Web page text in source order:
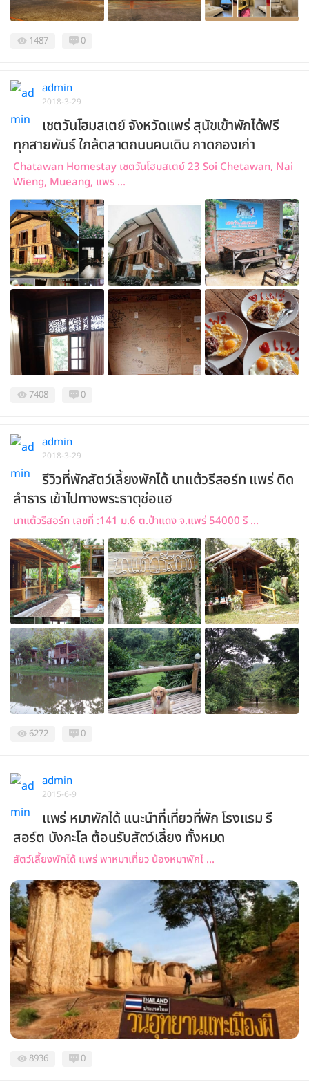
1487 0
admin
2018-3-29
เชตวันโฮมสเตย์ จังหวัดแพร่ สุนัขเข้าพักได้ฟรี
ทุกสายพันธ์ ใกล้ตลาดถนนคนเดิน กาดกองเก่า
Chatawan Homestay เชตวันโฮมสเตย์ 23 Soi Chetawan, Nai
Wieng, Mueang, แพร ...
7408 0
admin
2018-3-29
รีวิวที่พักสัตว์เลี้ยงพักได้ นาแต้วรีสอร์ท แพร่ ติด
ลำธาร เข้าไปทางพระธาตุช่อแฮ
นาแต้วรีสอร์ท เลขที่ :141 ม.6 ต.ป่าแดง จ.แพร่ 54000 รี ...
6272 0
admin
2015-6-9
แพร่ หมาพักได้ แนะนำที่เที่ยวที่พัก โรงแรม รี
สอร์ต บังกะโล ต้อนรับสัตว์เลี้ยง ทั้งหมด
สัตว์เลี้ยงพักได้ แพร่ พาหมาเที่ยว น้องหมาพักไ ...
8936 0